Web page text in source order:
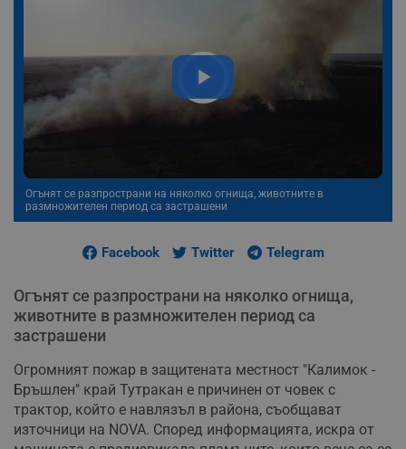
Огънят се разпространи на няколко огнища, животните в
размножителен период са застрашени
Facebook Twitter Telegram
Огънят се разпространи на няколко огнища,
животните в размножителен период са
застрашени
Огромният пожар в защитената местност "Калимок -
Бръшлен" край Тутракан е причинен от човек с
трактор, който е навлязъл в района, съобщават
източници на NOVA. Според информацията, искра от